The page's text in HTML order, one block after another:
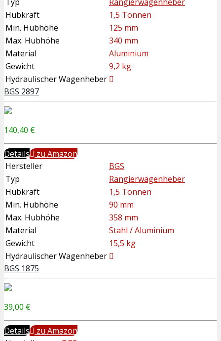
Hubkraft
1,5 Tonnen
Min. Hubhöhe
125 mm
Max. Hubhöhe
340 mm
Material
Aluminium
Gewicht
9,2 kg
Hydraulischer Wagenheber
BGS 2897
140,40 €
Details
zu Amazon
Hersteller
BGS
Typ
Rangierwagenheber
Hubkraft
1,5 Tonnen
Min. Hubhöhe
90 mm
Max. Hubhöhe
358 mm
Material
Stahl / Aluminium
Gewicht
15,5 kg
Hydraulischer Wagenheber
BGS 1875
39,00 €
Details
zu Amazon